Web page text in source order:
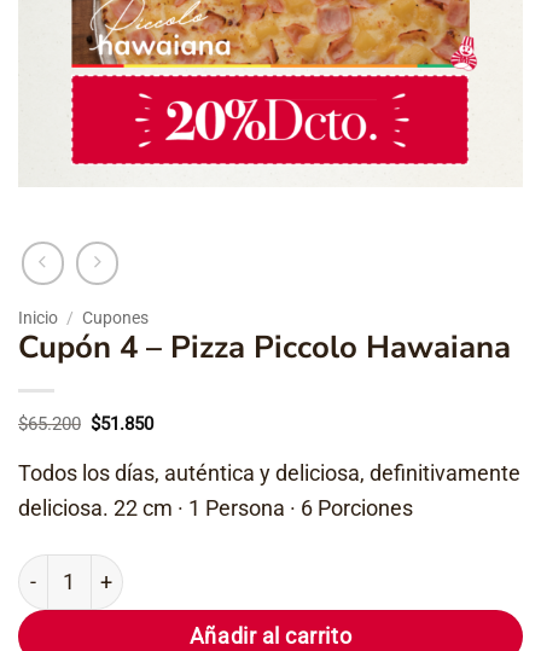
Inicio / Cupones
Cupón 4 – Pizza Piccolo Hawaiana
$65.200 El
era:
$65.200.
$51.850El
es:
$51.850.
Todos los días, auténtica y deliciosa, definitivamente
deliciosa. 22 cm · 1 Persona · 6 Porciones
Cupón 4 - Pizza Piccolo Hawaiana cantidad
Añadir al carrito